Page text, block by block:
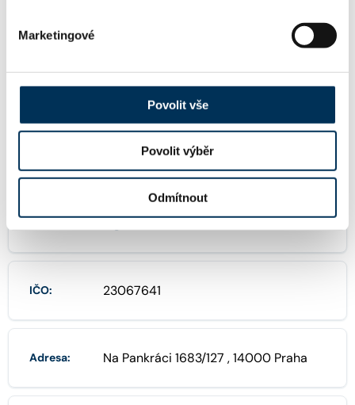
Marketingové
Povolit vše
Povolit výběr
Odmítnout
Email:
+420224216212
FIRMA
Název: Mgr. Denisa Nová, advokátka
IČO: 23067641
Adresa: Na Pankráci 1683/127 , 14000 Praha